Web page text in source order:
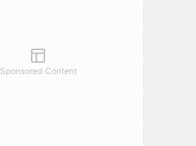
Sponsored Content